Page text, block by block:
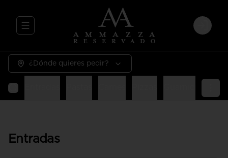
Abrir menu de navegación Login
¿Dónde quieres pedir?
Entradas